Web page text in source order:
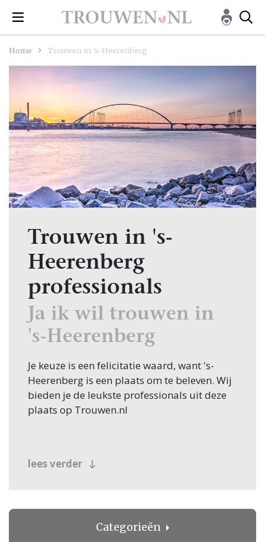
Home Trouwen in 's-Heerenberg
Trouwen in 's-
Heerenberg
professionals
Ja ik wil trouwen in
's-Heerenberg
Je keuze is een felicitatie waard, want 's-
Heerenberg is een plaats om te beleven. Wij
bieden je de leukste professionals uit deze
plaats op Trouwen.nl
lees verder
Categorieën